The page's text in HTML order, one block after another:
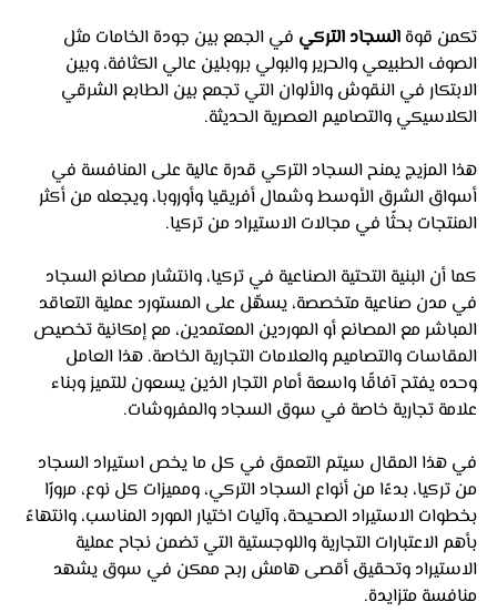
تكمن قوة السجاد التركي في الجمع بين جودة الخامات مثل
الصوف الطبيعي والحرير والبولي بروبلين عالي الكثافة، وبين
الابتكار في النقوش والألوان التي تجمع بين الطابع الشرقي
الكلاسيكي والتصاميم العصرية الحديثة.
هذا المزيج يمنح السجاد التركي قدرة عالية على المنافسة في
أسواق الشرق الأوسط وشمال أفريقيا وأوروبا، ويجعله من أكثر
المنتجات بحثًا في مجالات الاستيراد من تركيا.
كما أن البنية التحتية الصناعية في تركيا، وانتشار مصانع السجاد
في مدن صناعية متخصصة، يسهّل على المستورد عملية التعاقد
المباشر مع المصانع أو الموردين المعتمدين، مع إمكانية تخصيص
المقاسات والتصاميم والعلامات التجارية الخاصة. هذا العامل
وحده يفتح آفاقًا واسعة أمام التجار الذين يسعون للتميز وبناء
علامة تجارية خاصة في سوق السجاد والمفروشات.
في هذا المقال سيتم التعمق في كل ما يخص استيراد السجاد
من تركيا، بدءًا من أنواع السجاد التركي، ومميزات كل نوع، مرورًا
بخطوات الاستيراد الصحيحة، وآليات اختيار المورد المناسب، وانتهاءً
بأهم الاعتبارات التجارية واللوجستية التي تضمن نجاح عملية
الاستيراد وتحقيق أقصى هامش ربح ممكن في سوق يشهد
منافسة متزايدة.